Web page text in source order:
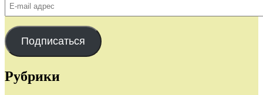
mail
Подписаться
Рубрики